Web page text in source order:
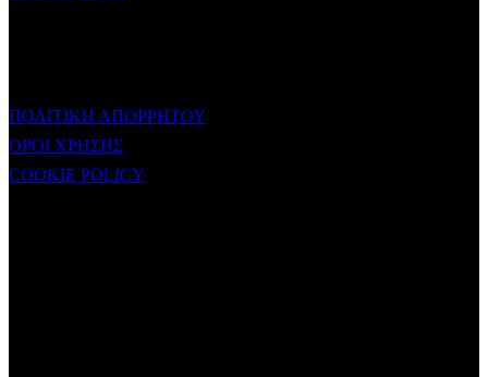
ΠΟΛΙΤΙΚΗ ΑΠΟΡΡΗΤΟΥ
ΟΡΟΙ ΧΡΗΣΗΣ
COOKIE POLICY